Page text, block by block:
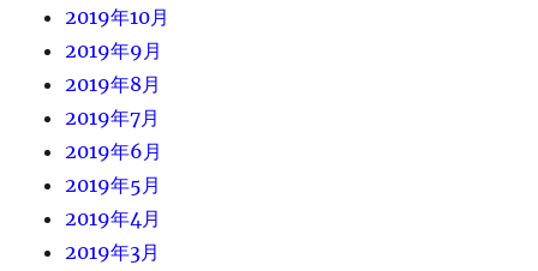
2019年10月
2019年9月
2019年8月
2019年7月
2019年6月
2019年5月
2019年4月
2019年3月